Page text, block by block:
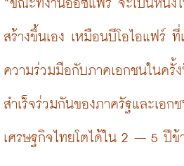
“ขณะที่งานอีอีซีแฟร์ จะเป็นหนึ่ง
สร้างขึ้นเอง เหมือนบีโอไอแฟร์ ที่
ความร่วมมือกับภาคเอกชนในครั้
สำเร็จร่วมกันของภาครัฐและเอ
เศรษฐกิจไทยโตได้ใน 2 – 5 ปีข้